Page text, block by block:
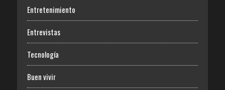
Entretenimiento
Entrevistas
Tecnología
Buen vivir